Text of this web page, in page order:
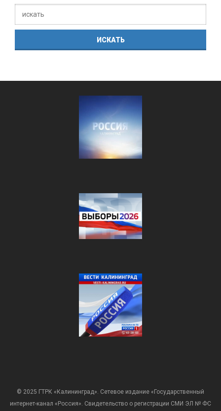
© 2025 ГТРК «Калининград». Сетевое издание «Государственный
интернет-канал «Россия». Свидетельство о регистрации СМИ ЭЛ № ФС